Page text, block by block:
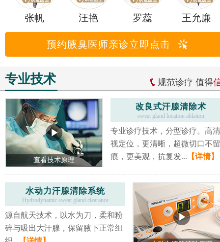
张帆 汪艳 罗蕊 王允廉
预约腋臭医师亲诊立即点击
专业技术 规范诊疗 值得
查看技术原理
改良式汗腺清除术
sweat gland location ablation
专业诊疗技术，分型诊疗。高
视定位，更清晰，超微切口不留
痕，更美观，抗复发... 【详情】
水动力汗腺清除系统
Hydrodynamic sweat gland clearance
源自航天技术，以水为刀，柔和粉
碎与吸出大汗腺，保留腋下正常组